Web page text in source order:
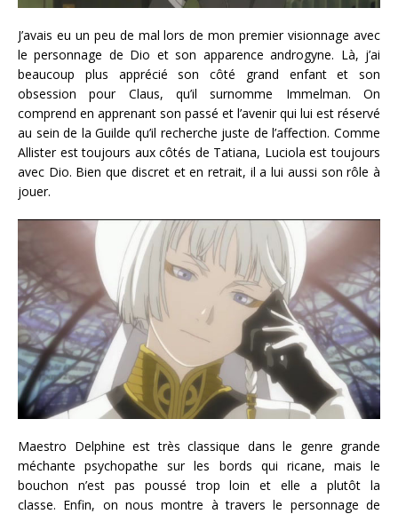
J’avais eu un peu de mal lors de mon premier visionnage avec
le personnage de Dio et son apparence androgyne. Là, j’ai
beaucoup plus apprécié son côté grand enfant et son
obsession pour Claus, qu’il surnomme Immelman. On
comprend en apprenant son passé et l’avenir qui lui est réservé
au sein de la Guilde qu’il recherche juste de l’affection. Comme
Allister est toujours aux côtés de Tatiana, Luciola est toujours
avec Dio. Bien que discret et en retrait, il a lui aussi son rôle à
jouer.
Maestro Delphine est très classique dans le genre grande
méchante psychopathe sur les bords qui ricane, mais le
bouchon n’est pas poussé trop loin et elle a plutôt la
classe. Enfin, on nous montre à travers le personnage de